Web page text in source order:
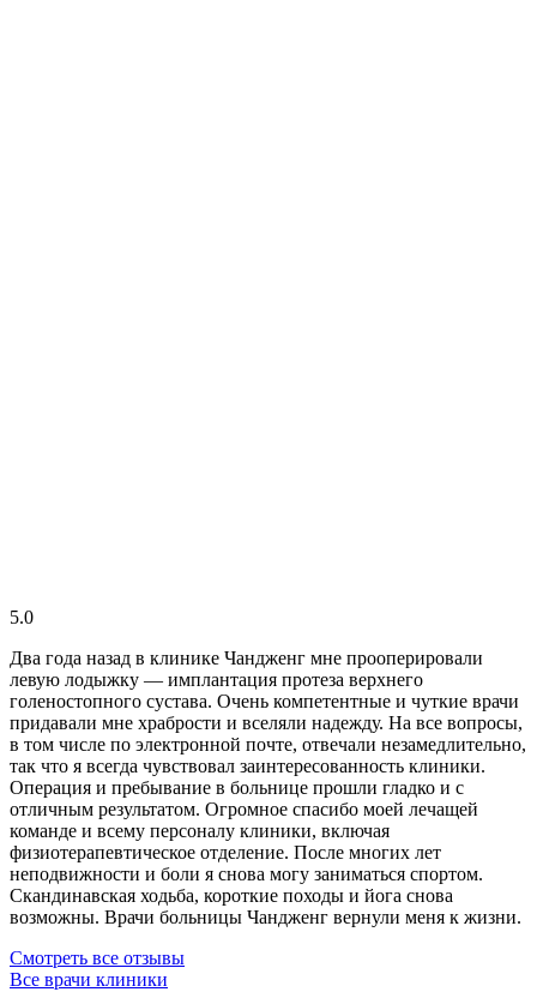
5.0
Два года назад в клинике Чандженг мне прооперировали
левую лодыжку — имплантация протеза верхнего
голеностопного сустава. Очень компетентные и чуткие врачи
придавали мне храбрости и вселяли надежду. На все вопросы,
в том числе по электронной почте, отвечали незамедлительно,
так что я всегда чувствовал заинтересованность клиники.
Операция и пребывание в больнице прошли гладко и с
отличным результатом. Огромное спасибо моей лечащей
команде и всему персоналу клиники, включая
физиотерапевтическое отделение. После многих лет
неподвижности и боли я снова могу заниматься спортом.
Скандинавская ходьба, короткие походы и йога снова
возможны. Врачи больницы Чандженг вернули меня к жизни.
Смотреть все отзывы
Все врачи клиники